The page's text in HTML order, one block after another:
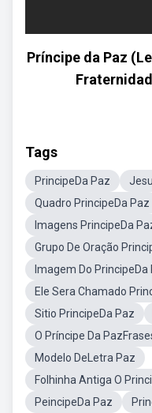
Príncipe da Paz
Tags
PrincipeDa Paz
Quadro PrincipeDa Paz
Imagens PrincipeDa
Grupo De Oração
Imagem Do PrincipeDa
Ele Sera Chamado
Sitio PrincipeDa Paz
O Príncipe Da
Modelo DeLetra Paz
Folhinha Antiga O
PeincipeDa Paz